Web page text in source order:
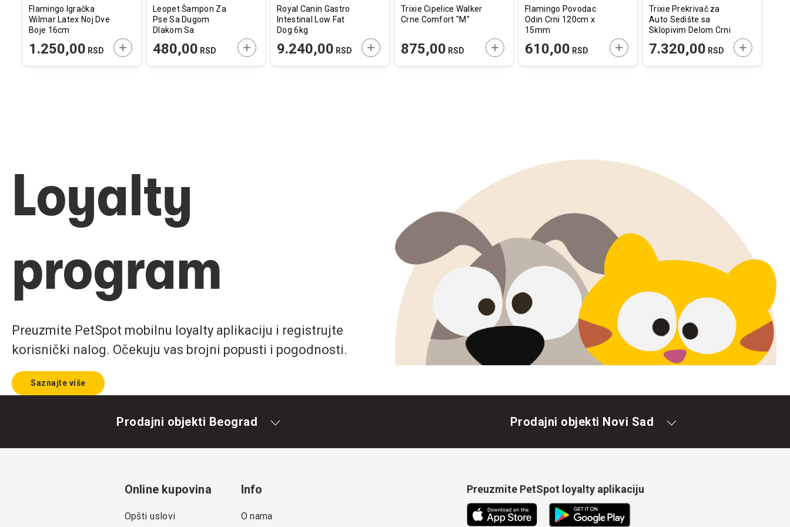
U KORPU
Flamingo Igračka
Wilmar Latex Noj Dve
Boje 16cm
1.250,00 RSD DODAJTE U KORPU
Leopet Šampon Za
Pse Sa Dugom
Dlakom Sa
500ml
480,00 RSD DODAJTE U KORPU
Royal Canin Gastro
Intestinal Low Fat
Dog 6kg
9.240,00 RSD DODAJTE U KORPU
Trixie Cipelice Walker
Crne Comfort "M"
875,00 RSD DODAJTE U KORPU
Flamingo Povodac
Odin Crni 120cm x
15mm
610,00 RSD DODAJTE U KORPU
Trixie Prekrivač za
Auto Sedište sa
Sklopivim Delom Crni
7.320,00 RSD DODAJTE U
Loyalty
program
Preuzmite PetSpot mobilnu loyalty aplikaciju i registrujte
korisnički nalog. Očekuju vas brojni popusti i pogodnosti.
Saznajte više
Prodajni objekti Beograd Prodajni objekti Novi Sad
Online kupovina
Opšti uslovi
Info
O nama
Preuzmite PetSpot loyalty aplikaciju